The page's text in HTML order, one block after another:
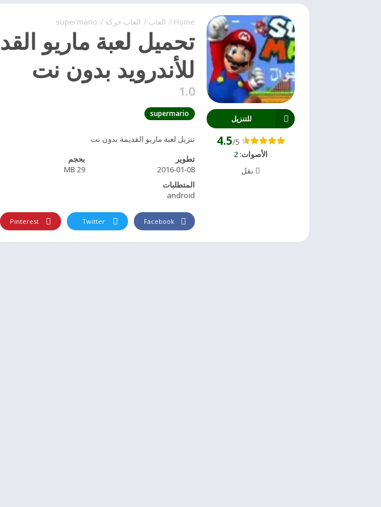
Home
/ العاب / العاب حركة /
supermario
تحميل لعبة ماريو
للأندرويد بدون نت
1.0
supermario
تنزيل لعبة ماريو القديمة بدون نت
للتنزيل
4.5/5
الأصوات: 2
نقل
تطوير
2016-01-08
بحجم
29 MB
المتطلبات
android
Facebook
Twitter
Pinterest